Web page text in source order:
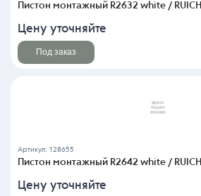
Пистон монтажный R2632 white / RUICHI
Цену уточняйте
Под заказ
Артикул: 128655
Пистон монтажный R2642 white / RUICHI
Цену уточняйте